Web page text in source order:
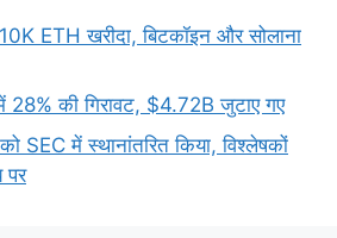
ETH खरीदा, बिटकॉइन और सोलाना
28% की गिरावट, $4.72B जुटाए गए
SEC में स्थानांतरित किया, विश्लेषकों
पर